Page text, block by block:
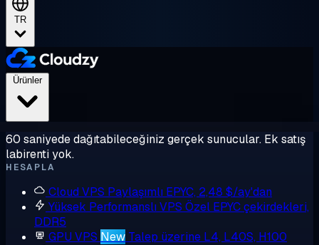
TR
Ürünler
60 saniyede dağıtabileceğiniz gerçek sunucular. Ek satış
labirenti yok.
HESAPLA
Cloud VPS Paylaşımlı EPYC, 2,48 $/ay'dan
Yüksek Performanslı VPS Özel EPYC çekirdekleri,
DDR5
GPU VPS New Talep üzerine L4, L40S, H100